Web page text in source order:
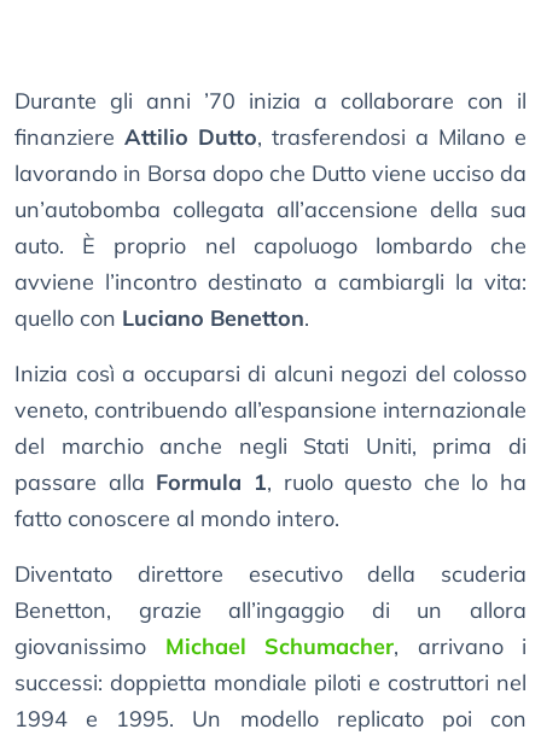
Durante gli anni ’70 inizia a collaborare con il
finanziere Attilio Dutto, trasferendosi a Milano e
lavorando in Borsa dopo che Dutto viene ucciso da
un’autobomba collegata all’accensione della sua
auto. È proprio nel capoluogo lombardo che
avviene l’incontro destinato a cambiargli la vita:
quello con Luciano Benetton.
Inizia così a occuparsi di alcuni negozi del colosso
veneto, contribuendo all’espansione internazionale
del marchio anche negli Stati Uniti, prima di
passare alla Formula 1, ruolo questo che lo ha
fatto conoscere al mondo intero.
Diventato direttore esecutivo della scuderia
Benetton, grazie all’ingaggio di un allora
giovanissimo Michael Schumacher, arrivano i
successi: doppietta mondiale piloti e costruttori nel
1994 e 1995. Un modello replicato poi con